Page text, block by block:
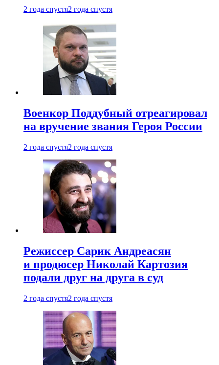
2 года спустя2 года спустя
Военкор Поддубный отреагировал
на вручение звания Героя России
2 года спустя2 года спустя
Режиссер Сарик Андреасян
и продюсер Николай Картозия
подали друг на друга в суд
2 года спустя2 года спустя